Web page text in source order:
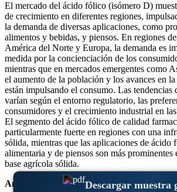
Descargar muestra
El mercado del ácido fólico (isómero D)
de crecimiento en diferentes regiones,
la demanda de diversas aplicaciones, como
alimentos y bebidas, y piensos. En regiones
América del Norte y Europa, la demanda es
medida por la concienciación de los
mientras que en mercados emergentes como
el aumento de la población y los avances en
están impulsando el consumo. Las tendencias
varían según el entorno regulatorio, las
consumidores y el crecimiento industrial en
El segmento del ácido fólico de calidad
particularmente fuerte en regiones con una
sólida, mientras que las aplicaciones de ácido
alimentaria y de piensos son más prominentes
base agrícola sólida.
América del norte